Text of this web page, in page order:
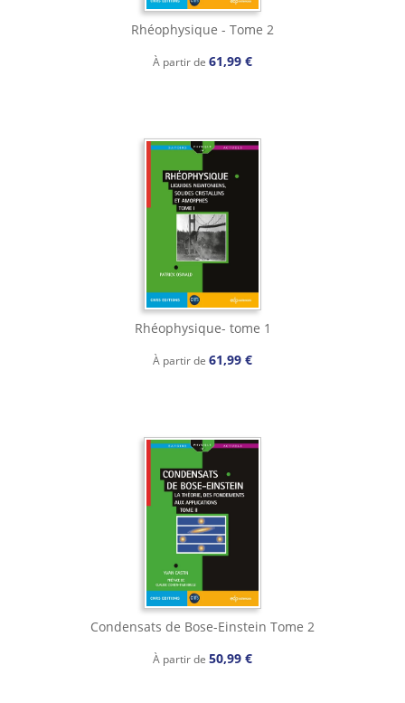
Rhéophysique - Tome 2
À partir de 61,99 €
Rhéophysique- tome 1
À partir de 61,99 €
Condensats de Bose-Einstein Tome 2
À partir de 50,99 €